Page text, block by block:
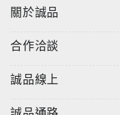
關於誠品
合作洽談
誠品線上